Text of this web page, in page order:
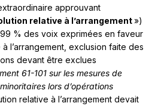
approuvant
relative à l’arrangement»)
% des voix exprimées en faveur
l’arrangement, exclusion faite des
devant être exclues
61-101 sur les mesures de
lors d’opérations
relative à l’arrangement devait